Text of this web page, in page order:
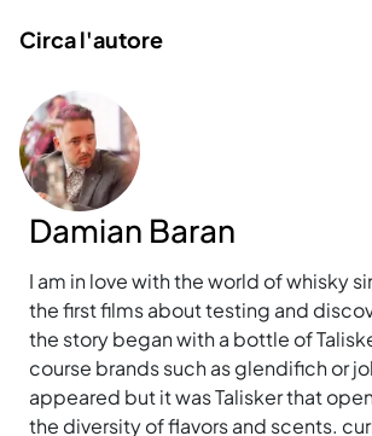
Circa l'autore
Damian Baran
I am in love with the world of whisky
the first films about testing and
the story began with a bottle of
course brands such as glendifich or
appeared but it was Talisker that
the diversity of flavors and scents.